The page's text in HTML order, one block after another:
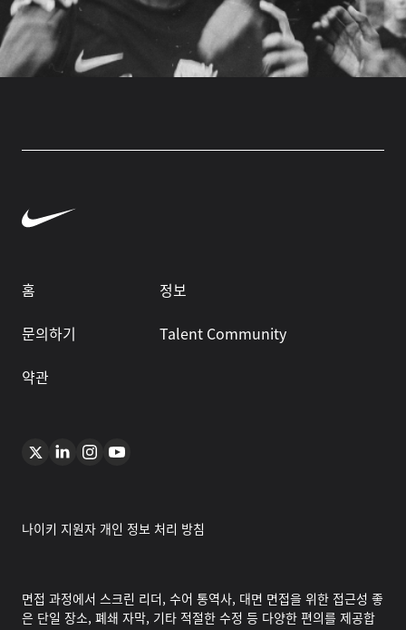
홈
정보
문의하기
Talent Community
약관
나이키 지원자 개인 정보 처리 방침
면접 과정에서 스크린 리더, 수어 통역사, 대면 면접을 위한 접근성 좋
은 단일 장소, 폐쇄 자막, 기타 적절한 수정 등 다양한 편의를 제공합